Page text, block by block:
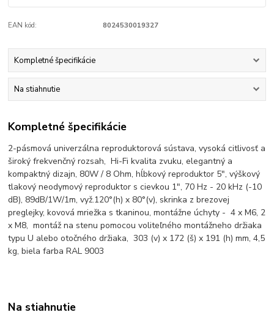
EAN kód: 8024530019327
Kompletné špecifikácie
Na stiahnutie
Kompletné špecifikácie
2-pásmová univerzálna reproduktorová sústava, vysoká citlivosť a
široký frekvenčný rozsah, Hi-Fi kvalita zvuku, elegantný a
kompaktný dizajn, 80W / 8 Ohm, hĺbkový reproduktor 5", výškový
tlakový neodymový reproduktor s cievkou 1", 70 Hz - 20 kHz (-10
dB), 89dB/1W/1m, vyž.120°(h) x 80°(v), skrinka z brezovej
preglejky, kovová mriežka s tkaninou, montážne úchyty - 4 x M6, 2
x M8, montáž na stenu pomocou voliteľného montážneho držiaka
typu U alebo otočného držiaka, 303 (v) x 172 (š) x 191 (h) mm, 4,5
kg, biela farba RAL 9003
Na stiahnutie